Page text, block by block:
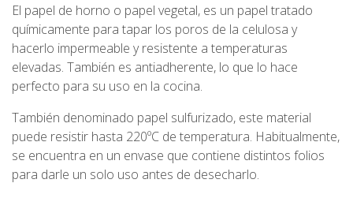
El papel de horno o papel vegetal, es un papel tratado
químicamente para tapar los poros de la celulosa y
hacerlo impermeable y resistente a temperaturas
elevadas. También es antiadherente, lo que lo hace
perfecto para su uso en la cocina.
También denominado papel sulfurizado, este material
puede resistir hasta 220ºC de temperatura. Habitualmente,
se encuentra en un envase que contiene distintos folios
para darle un solo uso antes de desecharlo.